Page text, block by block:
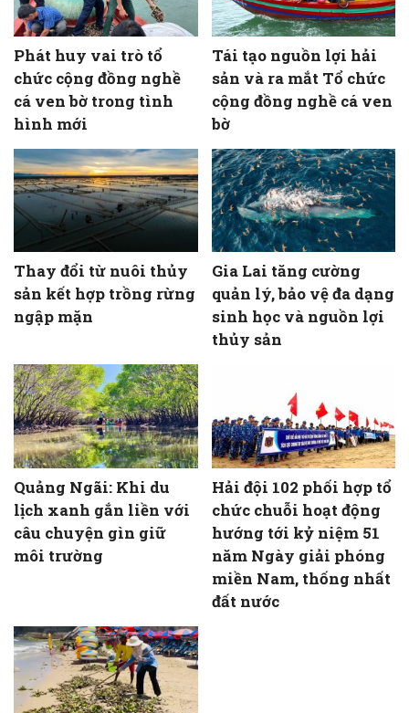
Phát huy vai trò tổ
chức cộng đồng nghề
cá ven bờ trong tình
hình mới
Tái tạo nguồn lợi hải
sản và ra mắt Tổ chức
cộng đồng nghề cá ven
bờ
Thay đổi từ nuôi thủy
sản kết hợp trồng rừng
ngập mặn
Gia Lai tăng cường
quản lý, bảo vệ đa dạng
sinh học và nguồn lợi
thủy sản
Quảng Ngãi: Khi du
lịch xanh gắn liền với
câu chuyện gìn giữ
môi trường
Hải đội 102 phối hợp tổ
chức chuỗi hoạt động
hướng tới kỷ niệm 51
năm Ngày giải phóng
miền Nam, thống nhất
đất nước